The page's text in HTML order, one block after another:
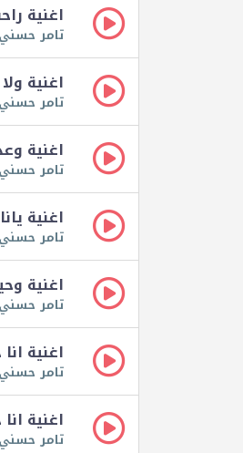
اغنية
تامر حسني
اغنية
تامر حسني
اغنية
تامر حسني
اغنية
تامر حسني
اغنية
تامر حسني
اغنية
تامر حسني
اغنية
تامر حسني